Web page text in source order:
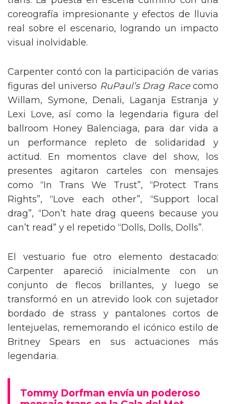
trans. La puesta en escena culminó con una
coreografía impresionante y efectos de lluvia
real sobre el escenario, logrando un impacto
Carpenter contó con la participación de varias
figuras del universo
RuPaul’s Drag Race
como
Willam, Symone, Denali, Laganja Estranja y
Lexi Love, así como la legendaria figura del
ballroom Honey Balenciaga, para dar vida a
un performance repleto de solidaridad y
actitud. En momentos clave del show, los
presentes agitaron carteles con mensajes
como “In Trans We Trust”, “Protect Trans
Rights”, “Love each other”, “Support local
drag”, “Don’t hate drag queens because you
can’t read” y el repetido “Dolls, Dolls, Dolls”.
El vestuario fue otro elemento destacado:
Carpenter apareció inicialmente con un
conjunto de flecos brillantes, y luego se
transformó en un atrevido look con sujetador
bordado de strass y pantalones cortos de
lentejuelas, rememorando el icónico estilo de
Britney Spears en sus actuaciones más
legendaria.
Tommy Dorfman envía un poderoso